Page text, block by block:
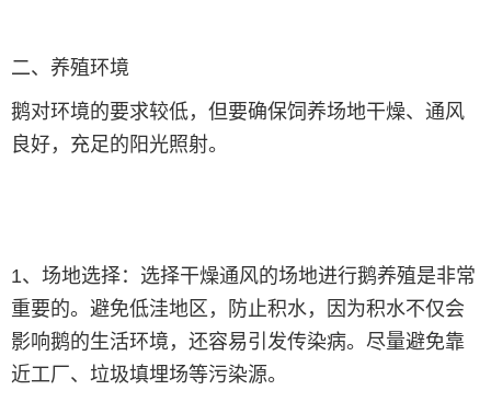
二、养殖环境
鹅对环境的要求较低，但要确保饲养场地干燥、通风
良好，充足的阳光照射。
1、场地选择：选择干燥通风的场地进行鹅养殖是非常
重要的。避免低洼地区，防止积水，因为积水不仅会
影响鹅的生活环境，还容易引发传染病。尽量避免靠
近工厂、垃圾填埋场等污染源。